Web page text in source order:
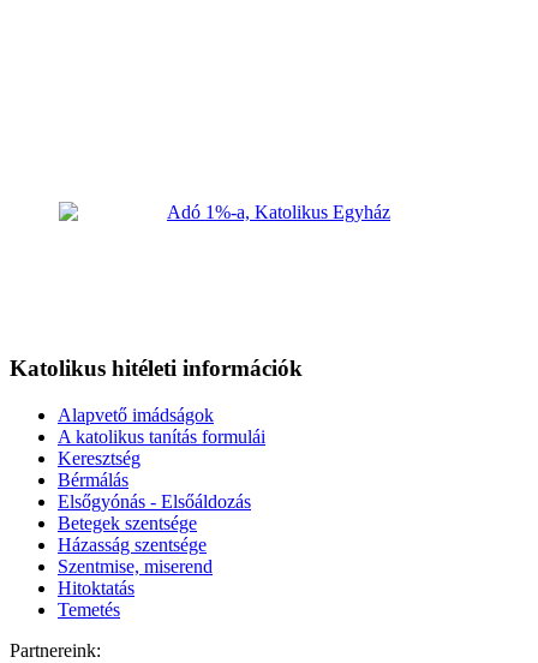
Katolikus hitéleti információk
Alapvető imádságok
A katolikus tanítás formulái
Keresztség
Bérmálás
Elsőgyónás - Elsőáldozás
Betegek szentsége
Házasság szentsége
Szentmise, miserend
Hitoktatás
Temetés
Partnereink: